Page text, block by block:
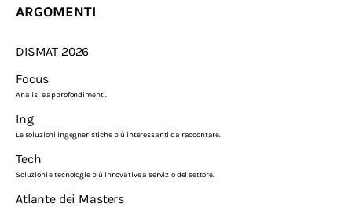
ARGOMENTI
DISMAT 2026
Focus
Analisi e approfondimenti.
Ing
Le soluzioni ingegneristiche più interessanti da raccontare.
Tech
Soluzioni e tecnologie più innovative a servizio del settore.
Atlante dei Masters